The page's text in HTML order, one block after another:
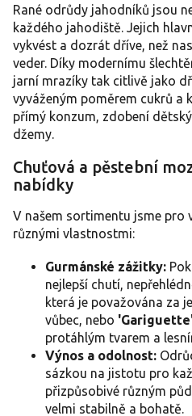
a
c
í
p
r
v
k
y
p
i
Rané odrůdy jahodníků jsou
každého jahodiště. Jejich
vykvést a dozrát dříve, než
veder. Díky modernímu
jarní mrazíky tak citlivě jako
vyváženým poměrem cukrů a
přímý konzum, zdobení
džemy.
Chuťová a pěstební
nabídky
V našem sortimentu jsme pro
různými vlastnostmi:
Gurmánské zážitky:
nejlepší chutí,
která je považována za
vůbec, nebo
protáhlým tvarem a
Výnos a odolnost:
sázkou na jistotu pro
přizpůsobivé různým
velmi stabilně a bohatě.